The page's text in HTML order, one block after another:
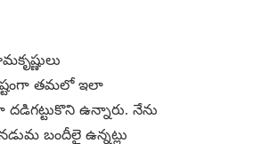
తమలో ఇలా
దడిగట్టుకొని ఉన్నారు. నేను
బందీలై ఉన్నట్లు